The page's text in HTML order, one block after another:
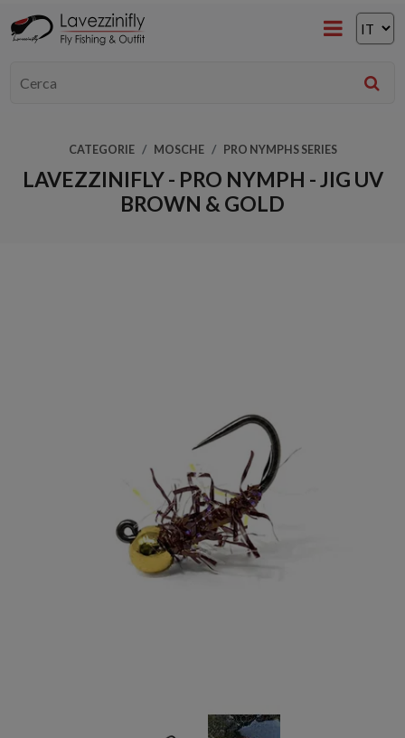
CATEGORIE MOSCHE PRO NYMPHS SERIES
LAVEZZINIFLY - PRO NYMPH - JIG UV
BROWN & GOLD